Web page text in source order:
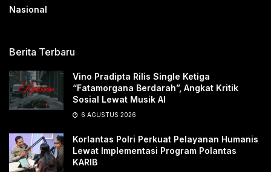
Nasional
Berita Terbaru
Vino Pradipta Rilis Single Ketiga
“Fatamorgana Berdarah”, Angkat Kritik
Sosial Lewat Musik AI
6 AGUSTUS 2026
Korlantas Polri Perkuat Pelayanan Humanis
Lewat Implementasi Program Polantas
KARIB